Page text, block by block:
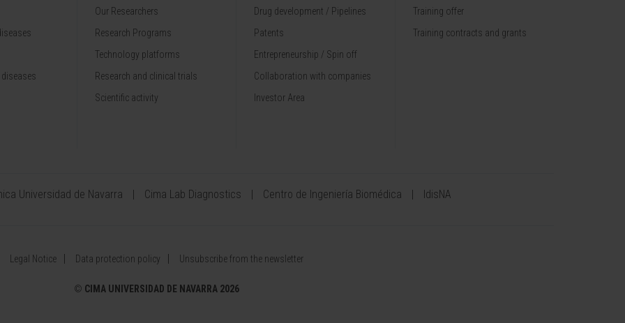
Our Researchers
Research Programs
Technology platforms
Research and clinical trials
Scientific activity
Drug development / Pipelines
Patents
Entrepreneurship / Spin off
Collaboration with companies
Investor Area
Training offer
Training contracts and grants
Universidad de Navarra Cima Lab Diagnostics Centro de Ingeniería Biomédica IdisNA
Legal Notice Data protection policy Unsubscribe from the newsletter
© CIMA UNIVERSIDAD DE NAVARRA 2026